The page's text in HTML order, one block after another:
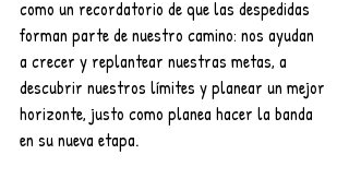
como un recordatorio de que las despedidas
forman parte de nuestro camino: nos ayudan
a crecer y replantear nuestras metas, a
descubrir nuestros límites y planear un mejor
horizonte, justo como planea hacer la banda
en su nueva etapa.